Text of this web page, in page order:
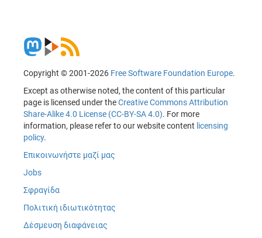
Copyright © 2001-2026 Free Software Foundation Europe.
Except as otherwise noted, the content of this particular
page is licensed under theCreative Commons Attribution
Share-Alike 4.0 License (CC-BY-SA 4.0). For more
information, please refer to our website content licensing
policy.
Επικοινωνήστε μαζί μας
Jobs
Σφραγίδα
Πολιτική ιδιωτικότητας
Δέσμευση διαφάνειας